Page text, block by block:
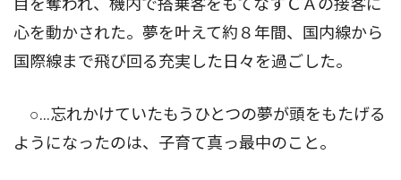
目を奪われ、機内で搭乗客をもてなすＣＡの接客に
心を動かされた。夢を叶えて約８年間、国内線から
国際線まで飛び回る充実した日々を過ごした。
○…忘れかけていたもうひとつの夢が頭をもたげる
ようになったのは、子育て真っ最中のこと。